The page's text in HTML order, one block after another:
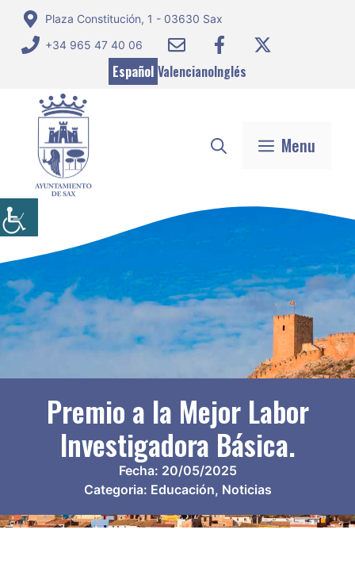
Saltar
contenido
Plaza Constitución, 1 - 03630 Sax
+34 965 47 40 06
Español ValencianoInglés
Menu
Premio a la Mejor Labor
Investigadora Básica.
Fecha: 20/05/2025
Categoria: Educación, Noticias